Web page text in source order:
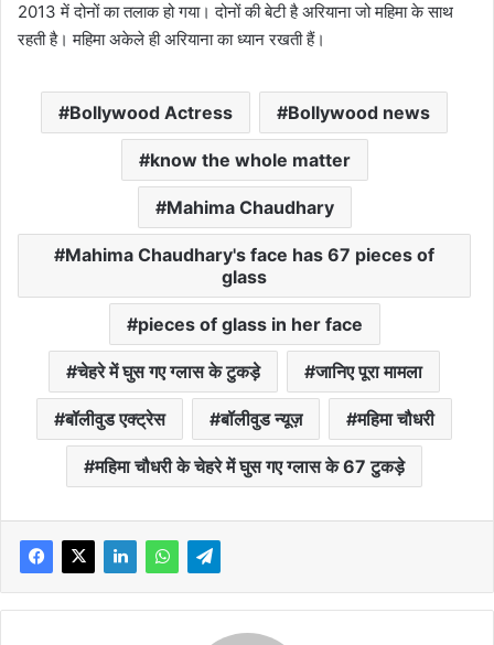
2013 में दोनों का तलाक हो गया। दोनों की बेटी है अरियाना जो महिमा के साथ
रहती है। महिमा अकेले ही अरियाना का ध्यान रखती हैं।
Bollywood Actress Bollywood news
know the whole matter
Mahima Chaudhary
Mahima Chaudhary's face has 67 pieces of
glass
pieces of glass in her face
चेहरे में घुस गए ग्लास के टुकड़े जानिए पूरा मामला
बॉलीवुड एक्ट्रेस बॉलीवुड न्यूज़ महिमा चौधरी
महिमा चौधरी के चेहरे में घुस गए ग्लास के 67 टुकड़े